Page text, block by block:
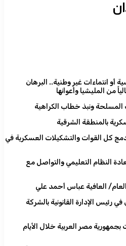
أو انتماءات غير وطنية.. البرهان
من المليشيا وأعوانها
المسلحة ونبذ خطاب الكراهية
بالمنطقة الشرقية
كل القوات والتشكيلات العسكرية في
النظام التعليمي والتواصل مع
العافية عباس أحمد علي
رئيس الإدارة القانونية بالشركة
مصر العربية خلال الأيام